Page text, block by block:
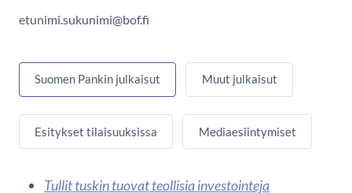
etunimi.sukunimi@bof.fi
Suomen Pankin julkaisut Muut julkaisut
Esitykset tilaisuuksissa Mediaesiintymiset
Tullit tuskin tuovat teollisia investointeja